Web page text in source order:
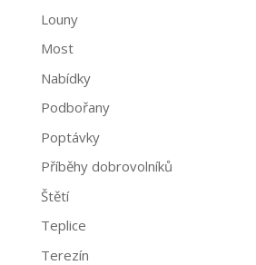
Louny
Most
Nabídky
Podbořany
Poptávky
Příběhy dobrovolníků
Štětí
Teplice
Terezín